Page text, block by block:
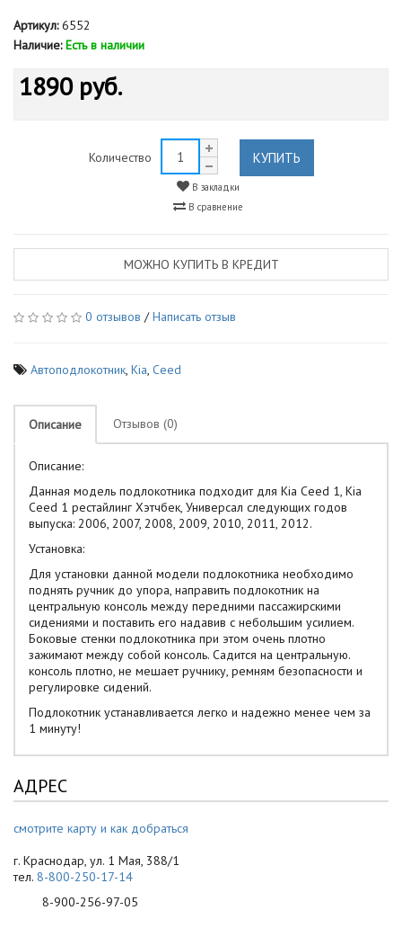
Артикул:6552
Наличие: Есть в наличии
1890 руб.
Количество КУПИТЬ
В закладки
В сравнение
МОЖНО КУПИТЬ В КРЕДИТ
0 отзывов /Написать отзыв
Автоподлокотник, Kia, Ceed
Описание Отзывов (0)
Описание:
Данная модель подлокотника подходит для Kia Ceed 1, Kia
Ceed 1 рестайлинг Хэтчбек, Универсал следующих годов
выпуска: 2006, 2007, 2008, 2009, 2010, 2011, 2012.
Установка:
Для установки данной модели подлокотника необходимо
поднять ручник до упора, направить подлокотник на
центральную консоль между передними пассажирскими
сидениями и поставить его надавив с небольшим усилием.
Боковые стенки подлокотника при этом очень плотно
зажимают между собой консоль. Садится на центральную.
консоль плотно, не мешает ручнику, ремням безопасности и
регулировке сидений.
Подлокотник устанавливается легко и надежно менее чем за
1 минуту!
АДРЕС
смотрите карту и как добраться
г. Краснодар, ул. 1 Мая, 388/1
тел. 8-800-250-17-14
8-900-256-97-05